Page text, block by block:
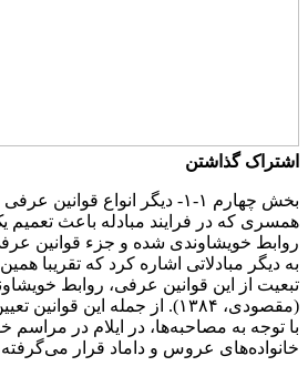
اشتراک گذاشتن
بخش چهارم ۱-۱- دیگر انواع
همسری که در فرایند مبادله باعث
روابط خویشاوندی شده و جزء قوانین
به دیگر مبادلاتی اشاره کرد که تقریبا
تبعیت از این قوانین عرفی، روابط
(مقصودی، ۱۳۸۴). از جمله این
با توجه به مصاحبه‌ها، در ایلام در
خانواده‌‌های عروس و داماد قرار می‌گرفته